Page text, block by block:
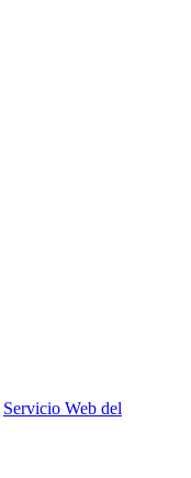
Servicio Web del